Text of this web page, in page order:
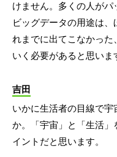
けません。多くの人が
ビッグデータの用途は
れまでに出てこなかった
いく必要があると思いま
吉田
いかに生活者の目線で
か。「宇宙」と「生活
イントだと思います。